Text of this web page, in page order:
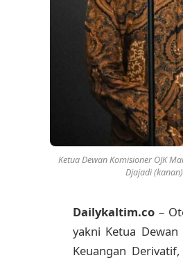
Ketua Dewan Komisioner OJK
Djajadi
Dailykaltim.co–
yakni Ketua Dewan
Keuangan